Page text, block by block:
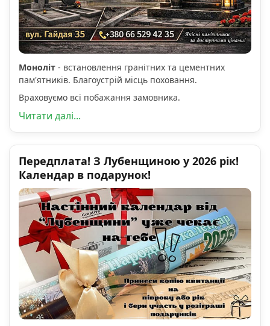
Моноліт - встановлення гранітних та цементних
пам'ятників. Благоустрій місць поховання.
Враховуємо всі побажання замовника.
Читати далі...
Передплата! З Лубенщиною у 2026 рік!
Календар в подарунок!